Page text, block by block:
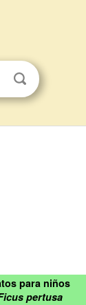
para niños
pertusa